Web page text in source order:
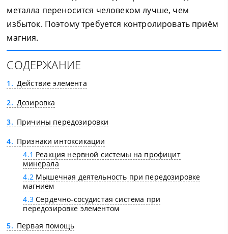
металла переносится человеком лучше, чем
избыток. Поэтому требуется контролировать приём
магния.
СОДЕРЖАНИЕ
1
Действие элемента
2
Дозировка
3
Причины передозировки
4
Признаки интоксикации
4.1 Реакция нервной системы на профицит
минерала
4.2Мышечная деятельность при передозировке
магнием
4.3Сердечно-сосудистая система при
передозировке элементом
5
Первая помощь